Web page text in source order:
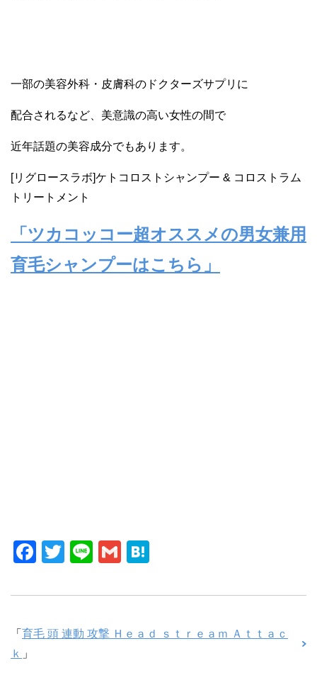
一部の美容外科・皮膚科のドクターズサプリに
配合されるなど、美意識の高い女性の間で
近年話題の美容成分でもあります。
[リグロースラボ]ケトコロストシャンプー & コロストラム
トリートメント
「ツカコッコー超オススメの男女兼用
育毛シャンプーはこちら」
F
c
b
T
tt
Li
e
G
ail e
a
「 育毛 頭 連動 攻撃 Ｈｅａｄ ｓｔｒｅａｍ Ａｔｔａｃ
ｋ 」